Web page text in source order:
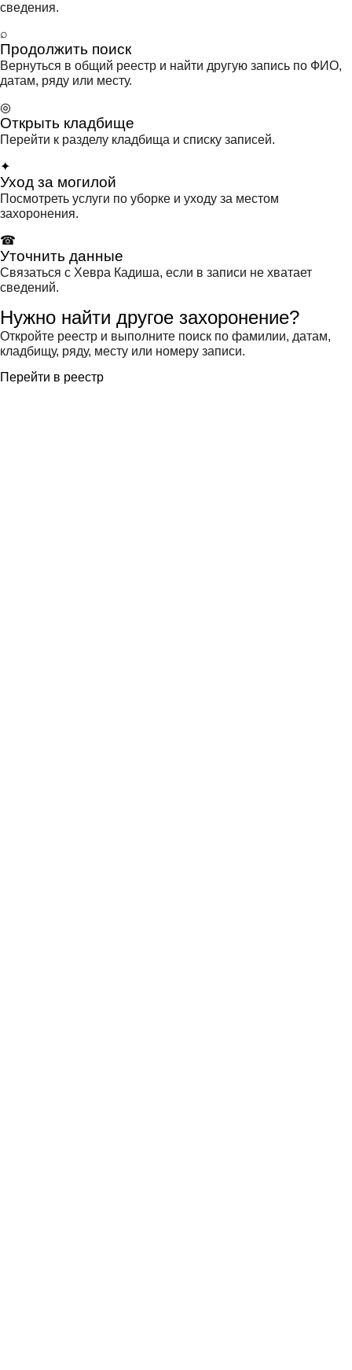
сведения.
⌕
Продолжить поиск
Вернуться в общий реестр и найти другую запись по ФИО,
датам, ряду или месту.
◎
Открыть кладбище
Перейти к разделу кладбища и списку записей.
✦
Уход за могилой
Посмотреть услуги по уборке и уходу за местом
захоронения.
☎
Уточнить данные
Связаться с Хевра Кадиша, если в записи не хватает
сведений.
Нужно найти другое захоронение?
Откройте реестр и выполните поиск по фамилии, датам,
кладбищу, ряду, месту или номеру записи.
Перейти в реестр